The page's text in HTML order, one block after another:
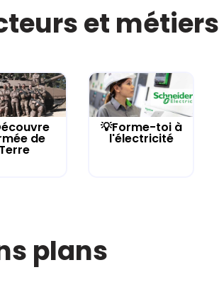
et métiers
de
Terre
💡Forme-toi à
l'électricité
plans